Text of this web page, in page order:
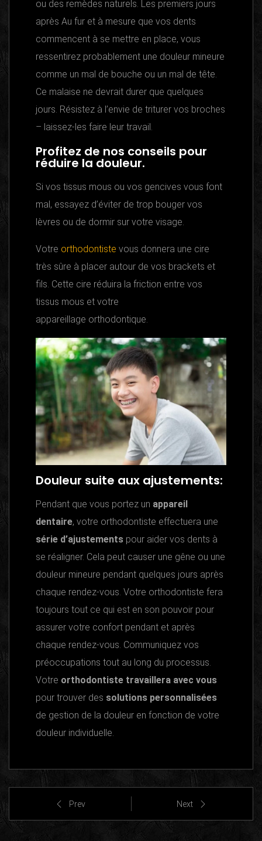
ou des remèdes naturels. Les premiers jours
après Au fur et à mesure que vos dents
commencent à se mettre en place, vous
ressentirez probablement une douleur mineure
comme un mal de bouche ou un mal de tête.
Ce malaise ne devrait durer que quelques
jours. Résistez à l’envie de triturer vos broches
– laissez-les faire leur travail.
Profitez de nos conseils pour
réduire la douleur.
Si vos tissus mous ou vos gencives vous font
mal, essayez d’éviter de trop bouger vos
lèvres ou de dormir sur votre visage.
Votre orthodontiste vous donnera une cire
très sûre à placer autour de vos brackets et
fils. Cette cire réduira la friction entre vos
tissus mous et votre
appareillage orthodontique.
Douleur suite aux ajustements:
Pendant que vous portez un appareil
dentaire, votre orthodontiste effectuera une
série d’ajustements pour aider vos dents à
se réaligner. Cela peut causer une gêne ou une
douleur mineure pendant quelques jours après
chaque rendez-vous. Votre orthodontiste fera
toujours tout ce qui est en son pouvoir pour
assurer votre confort pendant et après
chaque rendez-vous. Communiquez vos
préoccupations tout au long du processus.
Votre orthodontiste travaillera avec vous
pour trouver des solutions personnalisées
de gestion de la douleur en fonction de votre
douleur individuelle.
Prev Next